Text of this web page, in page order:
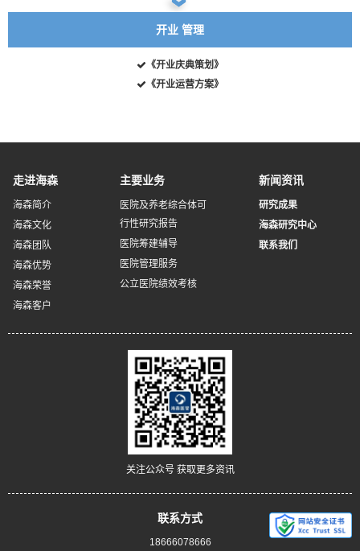
开业 管理
《开业庆典策划》
《开业运营方案》
走进海森
海森简介
海森文化
海森团队
海森优势
海森荣誉
海森客户
主要业务
医院及养老综合体可
行性研究报告
医院筹建辅导
医院管理服务
公立医院绩效考核
新闻资讯
研究成果
海森研究中心
联系我们
关注公众号 获取更多资讯
联系方式
18666078666